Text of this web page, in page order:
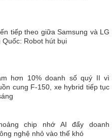
tiếp theo giữa Samsung và LG
Quốc: Robot hút bụi
hơn 10% doanh số quý II vì
cung F-150, xe hybrid tiếp tục
chip nhớ AI đẩy doanh
nghệ nhỏ vào thế khó